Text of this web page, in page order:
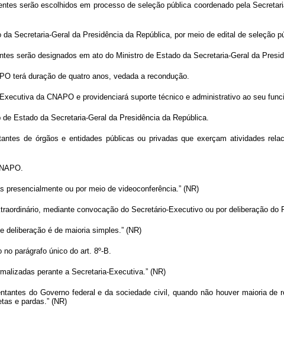
serão escolhidos em processo de seleção pública coordenado pela
Secretaria-Geral da Presidência da República, por meio de edital de seleção
serão designados em ato do Ministro de Estado da Secretaria-Geral da
terá duração de quatro anos, vedada a recondução.
da CNAPO e providenciará suporte técnico e administrativo ao seu
de Estado da Secretaria-Geral da Presidência da República.
de órgãos e entidades públicas ou privadas que exerçam atividades
ou por meio de videoconferência.” (NR)
mediante convocação do Secretário-Executivo ou por deliberação do
deliberação é de maioria simples.” (NR)
parágrafo único do art. 8º-B.
perante a Secretaria-Executiva.” (NR)
do Governo federal e da sociedade civil, quando não houver maioria de
e pardas.” (NR)